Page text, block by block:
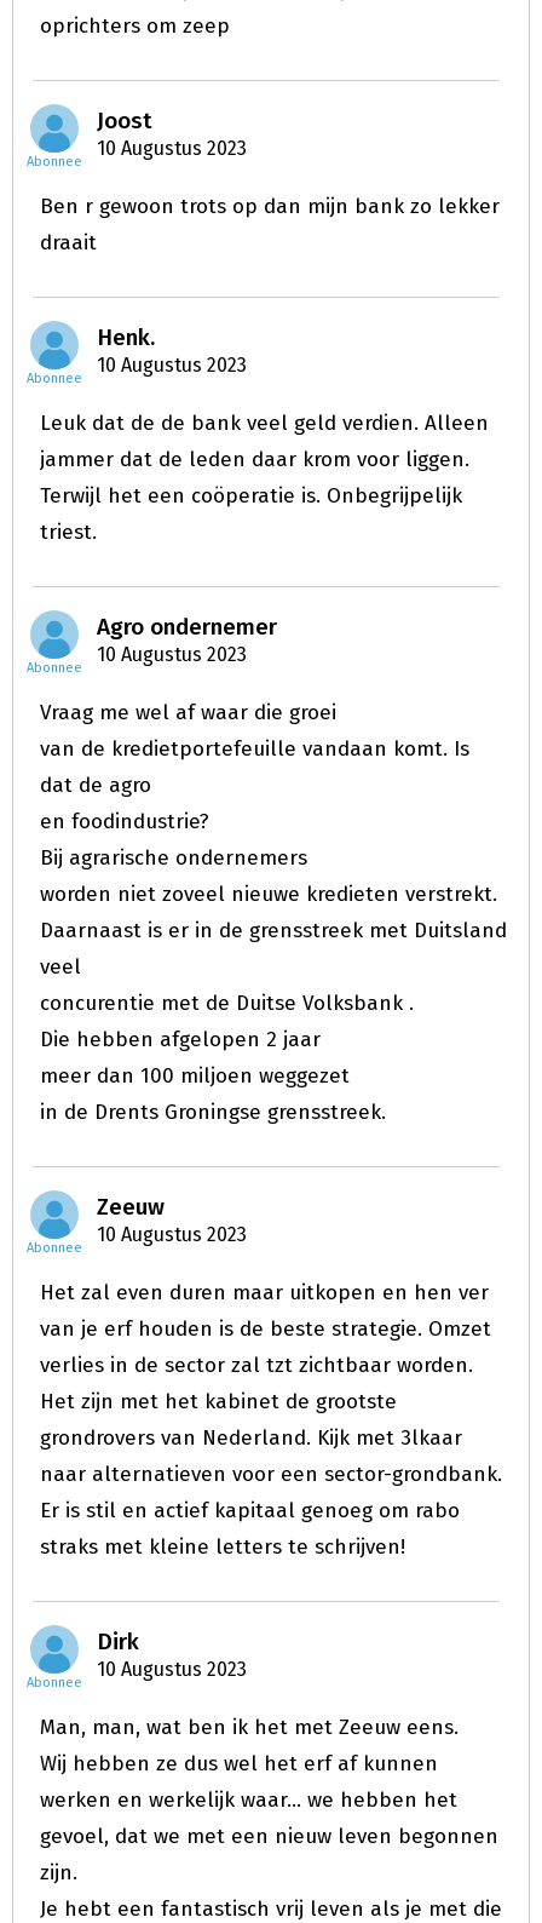
oprichters om zeep
Abonnee
Joost
10 Augustus 2023
Ben r gewoon trots op dan mijn bank zo lekker
draait
Abonnee
Henk.
10 Augustus 2023
Leuk dat de de bank veel geld verdien. Alleen
jammer dat de leden daar krom voor liggen.
Terwijl het een coöperatie is. Onbegrijpelijk
triest.
Abonnee
Agro ondernemer
10 Augustus 2023
Vraag me wel af waar die groei
van de kredietportefeuille vandaan komt. Is
dat de agro
en foodindustrie?
Bij agrarische ondernemers
worden niet zoveel nieuwe kredieten verstrekt.
Daarnaast is er in de grensstreek met Duitsland
veel
concurentie met de Duitse Volksbank .
Die hebben afgelopen 2 jaar
meer dan 100 miljoen weggezet
in de Drents Groningse grensstreek.
Abonnee
Zeeuw
10 Augustus 2023
Het zal even duren maar uitkopen en hen ver
van je erf houden is de beste strategie. Omzet
verlies in de sector zal tzt zichtbaar worden.
Het zijn met het kabinet de grootste
grondrovers van Nederland. Kijk met 3lkaar
naar alternatieven voor een sector-grondbank.
Er is stil en actief kapitaal genoeg om rabo
straks met kleine letters te schrijven!
Abonnee
Dirk
10 Augustus 2023
Man, man, wat ben ik het met Zeeuw eens.
Wij hebben ze dus wel het erf af kunnen
werken en werkelijk waar... we hebben het
gevoel, dat we met een nieuw leven begonnen
zijn.
Je hebt een fantastisch vrij leven als je met die